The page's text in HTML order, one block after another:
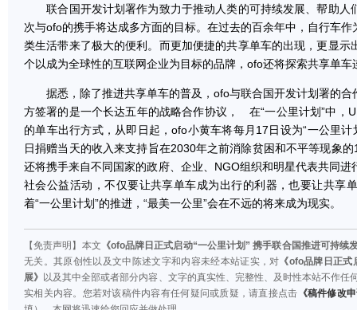
联合国开发计划署作为致力于推动人类的可持续发展、帮助人
次与ofo的携手将达成多方面的目标。在过去的百余年中，自行车
类生活带来了极大的便利。而更加便捷的共享单车的出现，更显示
个以成为全球性的互联网企业为目标的品牌，ofo还将探索共享单
据悉，除了推进共享单车的普及，ofo与联合国开发计划署的合
方签署的是一个长达五年的战略合作协议， 在“一公里计划”中，
的单车出行方式，从即日起，ofo小黄车将每月17日设为“一公里计
日捐赠当天的收入来支持旨在2030年之前消除贫困和不平等现象
还将携手来自不同国家的政府、企业、NGO组织和明星代表共同
社会公益活动，不仅要让共享单车成为出行的利器，也要让共享
着“一公里计划”的推进，“最美一公里”会在不远的将来成为现实。
【免责声明】本文 《ofo品牌日正式启动“一公里计划” 携手联合国推进可持续
无关。其原创性以及文中陈述文字和内容未经本站证实，对 《ofo品牌日正
展》 以及其中全部或者部分内容、文字的真实性、完整性、及时性本站不作任
实相关内容。您若对该稿件内容有任何疑问或质疑，请直接点击 《稿件修改